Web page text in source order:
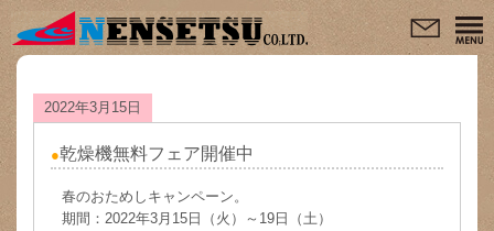
2022年3月15日
乾燥機無料フェア開催中
春のおためしキャンペーン。
期間：2022年3月15日（火）～19日（土）